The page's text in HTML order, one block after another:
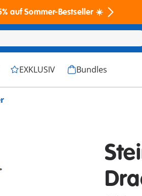
auf Sommer-Bestseller ☀️
EXKLUSIV Bundles